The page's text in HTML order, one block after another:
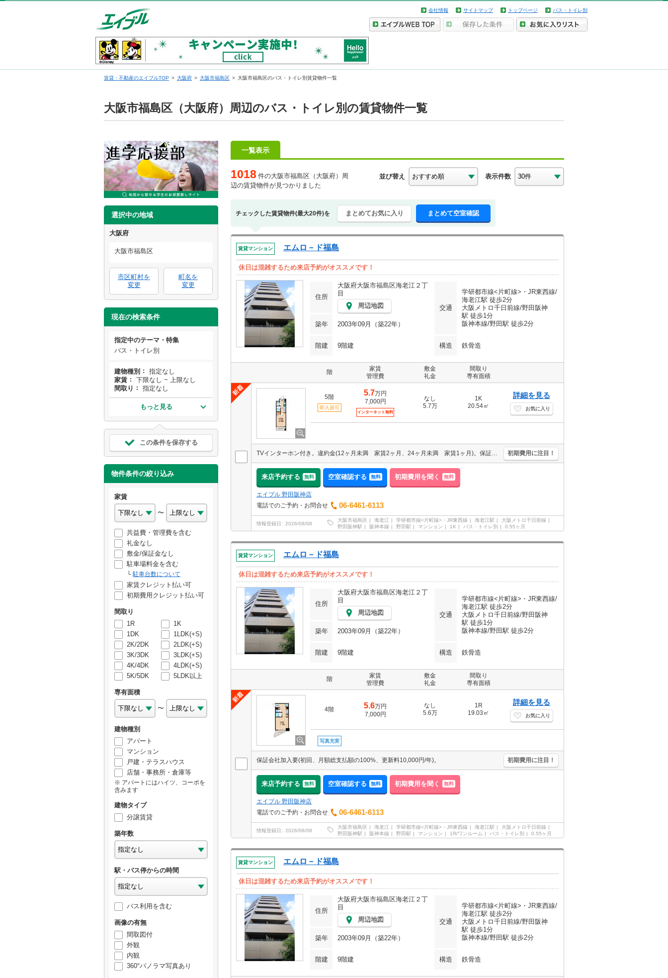
会社情報 サイトマップ トップページ バス・トイレ別
賃貸・不動産のエイブルTOP 大阪府 大阪市福島区 大阪市福島区のバス・トイレ別賃貸物件一覧
大阪市福島区（大阪府）周辺のバス・トイレ別の賃貸物件一覧
選択中の地域
大阪府
大阪市福島区
市区町村を
変更
町名を
変更
現在の検索条件
指定中のテーマ・特集
バス・トイレ別
建物種別
指定なし
家賃
下限なし ~ 上限なし
間取り
指定なし
もっと見る
この条件を保存する
物件条件の絞り込み
家賃
〜
共益費・管理費を含む
礼金なし
敷金/保証金なし
駐車場料金を含む
駐車台数について
家賃クレジット払い可
初期費用クレジット払い可
間取り
1R
1K
1DK
1LDK(+S)
2K/2DK
2LDK(+S)
3K/3DK
3LDK(+S)
4K/4DK
4LDK(+S)
5K/5DK
5LDK以上
専有面積
〜
建物種別
アパート
マンション
戸建・テラスハウス
店舗・事務所・倉庫等
アパートにはハイツ、コーポを
含みます
建物タイプ
分譲賃貸
築年数
駅・バス停からの時間
バス利用を含む
画像の有無
間取図付
外観
内観
360°パノラマ写真あり
一覧表示
1018 件の大阪市福島区（大阪府）周
辺の賃貸物件が見つかりました
並び替え 表示件数
チェックした賃貸物件(最大20件)を まとめてお気に入り まとめて空室確認
賃貸マンション エムロ－ド福島
休日は混雑するため来店予約がオススメです！
住所
大阪府大阪市福島区海老江２丁
目
周辺地図
交通
学研都市線<片町線>・JR東西線/
海老江駅 徒歩2分
大阪メトロ千日前線/野田阪神
駅 徒歩1分
阪神本線/野田駅 徒歩2分
築年 2003年09月（築22年）
階建 9階建 構造 鉄骨造
階
家賃
管理費
敷金
礼金
間取り
専有面積
5階
即入居可
5.7万円
7,000円
インターネット無料
なし
5.7万
1K
20.54㎡
詳細を見る
お気に入り
TVインターホン付き。違約金(12ヶ月未満 家賃2ヶ月、24ヶ月未満 家賃1ヶ月)。保証会社加入要(初回、月額総支払額の100%、更新料10,000円/年)。宅配ボックスあり。 初期費用に注目！
来店予約する 無料 空室確認する 無料 初期費用を聞く 無料
エイブル 野田阪神店
電話でのご予約・お問合せ
06-6461-6113
情報登録日 2026/08/08
大阪市福島区 海老江 学研都市線<片町線>・JR東西線 海老江駅
大阪メトロ千日前線
野田阪神駅
阪神本線 野田駅 マンション 1K バス・トイレ別 0.55ヶ月
賃貸マンション エムロ－ド福島
休日は混雑するため来店予約がオススメです！
住所
大阪府大阪市福島区海老江２丁
目
周辺地図
交通
学研都市線<片町線>・JR東西線/
海老江駅 徒歩2分
大阪メトロ千日前線/野田阪神
駅 徒歩1分
阪神本線/野田駅 徒歩2分
築年 2003年09月（築22年）
階建 9階建 構造 鉄骨造
階
家賃
管理費
敷金
礼金
間取り
専有面積
4階 5.6万円
7,000円
なし
5.6万
1R
19.03㎡
詳細を見る
お気に入り
写真充実
保証会社加入要(初回、月額総支払額の100%、更新料10,000円/年)。 初期費用に注目！
来店予約する 無料 空室確認する 無料 初期費用を聞く 無料
エイブル 野田阪神店
電話でのご予約・お問合せ
06-6461-6113
情報登録日 2026/08/08
大阪市福島区 海老江 学研都市線<片町線>・JR東西線 海老江駅
大阪メトロ千日前線
野田阪神駅
阪神本線 野田駅 マンション 1R/ワンルーム バス・トイレ別 0.55ヶ月
賃貸マンション エムロ－ド福島
休日は混雑するため来店予約がオススメです！
住所
大阪府大阪市福島区海老江２丁
目
周辺地図
交通
学研都市線<片町線>・JR東西線/
海老江駅 徒歩2分
大阪メトロ千日前線/野田阪神
駅 徒歩1分
阪神本線/野田駅 徒歩2分
築年 2003年09月（築22年）
階建 9階建 構造 鉄骨造